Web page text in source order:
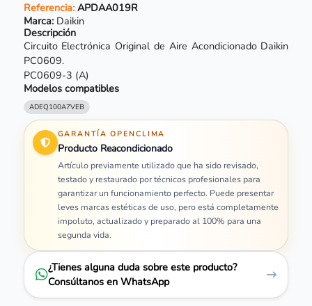
Referencia:APDAA019R
Marca: Daikin
Descripción
Circuito Electrónica Original de Aire Acondicionado Daikin
PC0609.
PC0609-3 (A)
Modelos compatibles
ADEQ100A7VEB
GARANTÍA OPENCLIMA
Producto Reacondicionado
Artículo previamente utilizado que ha sido revisado,
testado y restaurado por técnicos profesionales para
garantizar un funcionamiento perfecto. Puede presentar
leves marcas estéticas de uso, pero está completamente
impoluto, actualizado y preparado al 100% para una
segunda vida.
¿Tienes alguna duda sobre este producto?
Consúltanos en WhatsApp